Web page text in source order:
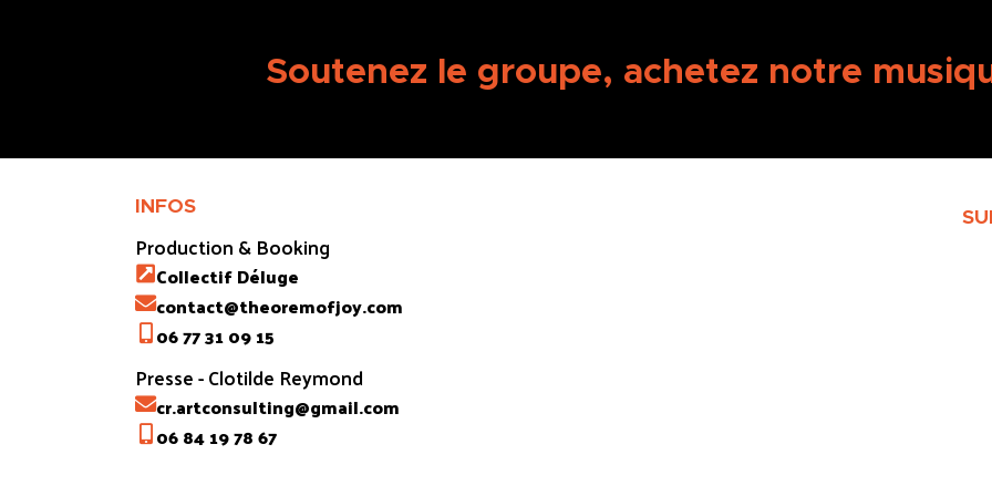
Soutenez le groupe, achetez notre
INFOS
Production & Booking
Collectif Déluge
contact@theoremofjoy.com
06 77 31 09 15
Presse - Clotilde Reymond
cr.artconsulting@gmail.com
06 84 19 78 67